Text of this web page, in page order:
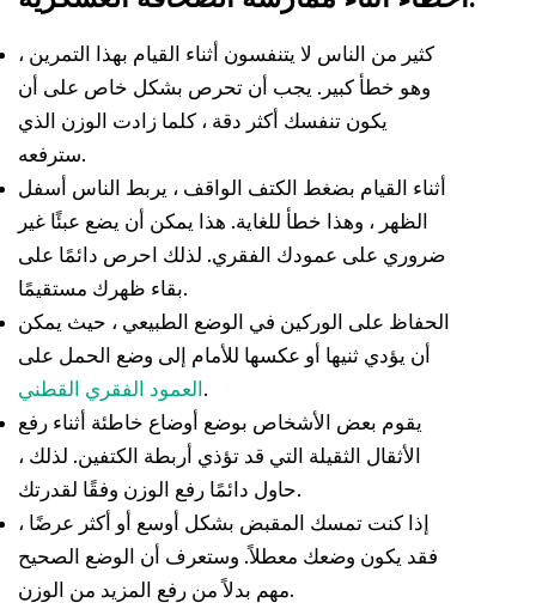
كثير من الناس لا يتنفسون أثناء القيام بهذا التمرين ،
وهو خطأ كبير. يجب أن تحرص بشكل خاص على أن
يكون تنفسك أكثر دقة ، كلما زادت الوزن الذي
سترفعه.
أثناء القيام بضغط الكتف الواقف ، يربط الناس أسفل
الظهر ، وهذا خطأ للغاية. هذا يمكن أن يضع عبئًا غير
ضروري على عمودك الفقري. لذلك احرص دائمًا على
بقاء ظهرك مستقيمًا.
الحفاظ على الوركين في الوضع الطبيعي ، حيث يمكن
أن يؤدي ثنيها أو عكسها للأمام إلى وضع الحمل على
العمود الفقري القطني .
يقوم بعض الأشخاص بوضع أوضاع خاطئة أثناء رفع
الأثقال الثقيلة التي قد تؤذي أربطة الكتفين. لذلك ،
حاول دائمًا رفع الوزن وفقًا لقدرتك.
إذا كنت تمسك المقبض بشكل أوسع أو أكثر عرضًا ،
فقد يكون وضعك معطلاً. وستعرف أن الوضع الصحيح
مهم بدلاً من رفع المزيد من الوزن.